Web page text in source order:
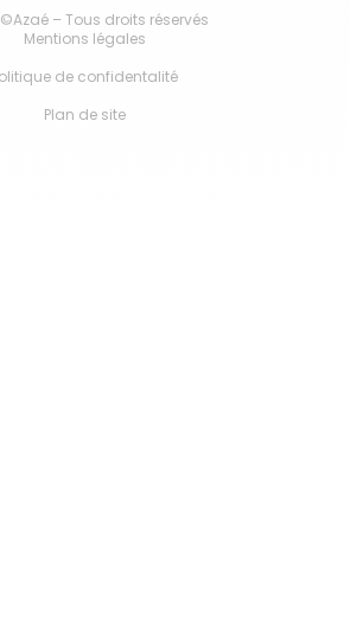
– Tous droits réservés
Mentions légales
de confidentalité
Plan de site